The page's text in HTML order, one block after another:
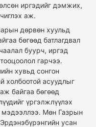
иргэдийг дэмжих,
аж.
дөрвөн хуульд
бөгөөд батлагдвал
буурч, иргэд
гарчээ.
хувьд сонгон
холбоотой асуудлыг
байгаа бөгөөд
үргэлжлүүлэх
мэдээллээ. Мөн Газрын
усан